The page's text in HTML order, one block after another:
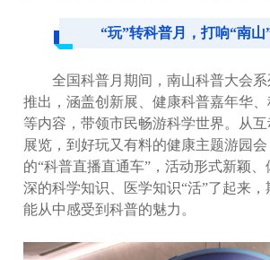
“玩”转科普月，打响“南山
全国科普月期间，南山科普大会
推出，涵盖创新展、健康科普嘉年华
等内容，带领市民畅游科学世界。从
展览，到好玩又有料的健康主题游园
的“科普直播直通车”，活动形式新颖
深的科学知识、医学知识“活”了起来，
能从中感受到科普的魅力。